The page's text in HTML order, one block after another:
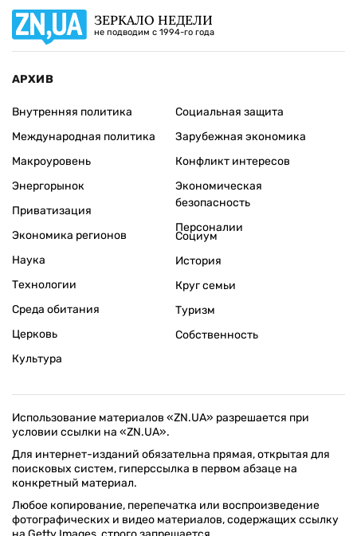
ЗЕРКАЛО НЕДЕЛИ
не подводим с 1994-го года
АРХИВ
Внутренняя политика
Международная политика
Макроуровень
Энергорынок
Приватизация
Экономика регионов
Социальная защита
Зарубежная экономика
Конфликт интересов
Экономическая
безопасность
Персоналии
Наука
Технологии
Среда обитания
Церковь
Культура
Социум
История
Круг семьи
Туризм
Собственность
Использование материалов «ZN.UA» разрешается при
условии ссылки на «ZN.UA».
Для интернет-изданий обязательна прямая, открытая для
поисковых систем, гиперссылка в первом абзаце на
конкретный материал.
Любое копирование, перепечатка или воспроизведение
фотографических и видео материалов, содержащих ссылку